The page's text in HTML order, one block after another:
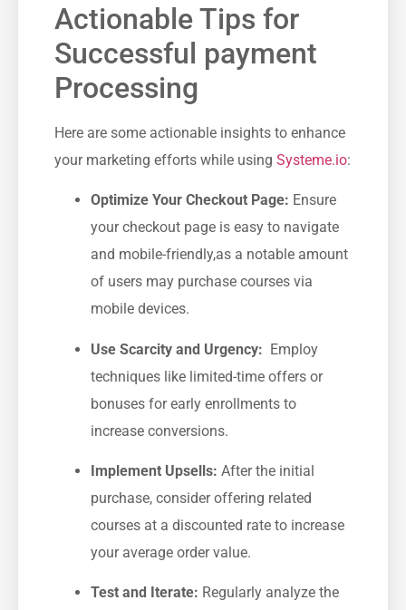
Actionable Tips for⁤
Successful payment
Processing
Here are some actionable insights to enhance
‍your marketing efforts‌ while using Systeme.io:
Optimize Your Checkout Page: Ensure
your checkout page is easy⁢ to navigate
and mobile-friendly,as ‌a notable amount
of users may purchase ‌courses via
mobile⁢ devices.
Use ⁢Scarcity and ⁢Urgency: ‍ Employ
techniques like limited-time offers ⁣or
bonuses for early enrollments to
increase conversions.
Implement Upsells: After‌ the initial
purchase, consider offering related
courses at a discounted rate to‌ increase
your average order value.
Test and‍ Iterate: Regularly analyze the